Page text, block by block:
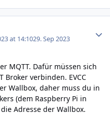
at 14:1029. Sep 2023
MQTT. Dafür müssen sich
Broker verbinden. EVCC
Wallbox, daher muss du in
(dem Raspberry Pi in
Adresse der Wallbox.